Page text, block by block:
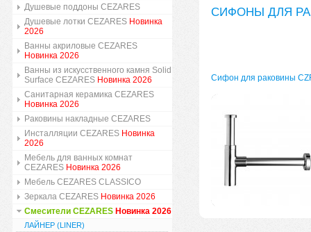
Душевые поддоны CEZARES
Душевые лотки CEZARES Новинка
2026
Ванны акриловые CEZARES
Новинка 2026
Ванны из искусственного камня Solid
Surface CEZARES Новинка 2026
Санитарная керамика CEZARES
Новинка 2026
Раковины накладные CEZARES
Инсталляции CEZARES Новинка
2026
Мебель для ванных комнат
CEZARES Новинка 2026
Мебель CEZARES CLASSICO
Зеркала CEZARES Новинка 2026
Смесители CEZARES Новинка 2026
ЛАЙНЕР (LINER)
СИФОНЫ ДЛЯ
Сифон для раковины